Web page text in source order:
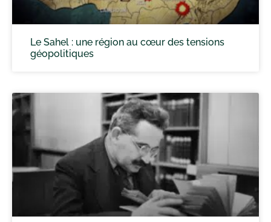
Le Sahel : une région au cœur des tensions
géopolitiques